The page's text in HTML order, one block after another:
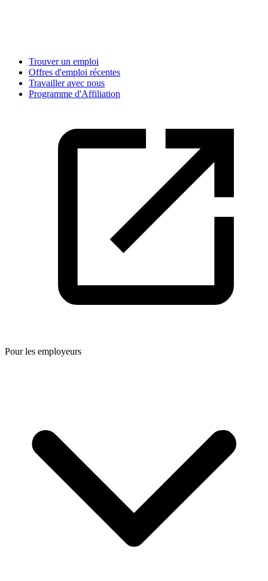
Trouver un emploi
Offres d'emploi récentes
Travailler avec nous
Programme d'Affiliation
Pour les employeurs